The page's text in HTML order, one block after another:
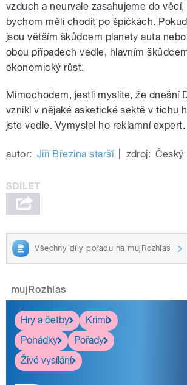
vzduch a neurvale zasahujeme do
bychom měli chodit po špičkách.
jsou větším škůdcem planety auta
obou případech vedle, hlavním
ekonomický růst.
Mimochodem, jestli myslíte, že dnešní
vznikl v nějaké asketické sektě v tichu
jste vedle. Vymyslel ho reklamní expert.
autor: Jiří Březina starší zdroj: Český
Všechny díly pořadu na mujRozhlas
mujRozhlas
Hry a četby
Krimi
Pohádky
Pořady
Živé vysílání